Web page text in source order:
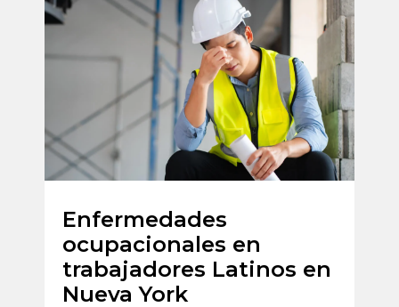
Enfermedades
ocupacionales en
trabajadores Latinos en
Nueva York